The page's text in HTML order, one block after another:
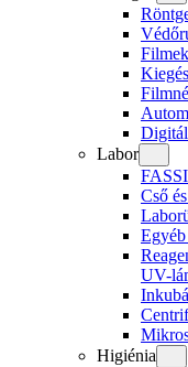
Labor
Cső
UV-
Higiénia